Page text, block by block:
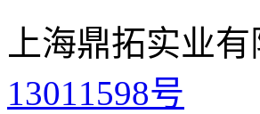
上海鼎拓实业
13011598号